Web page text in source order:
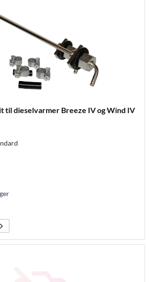
til dieselvarmer Breeze IV og Wind IV